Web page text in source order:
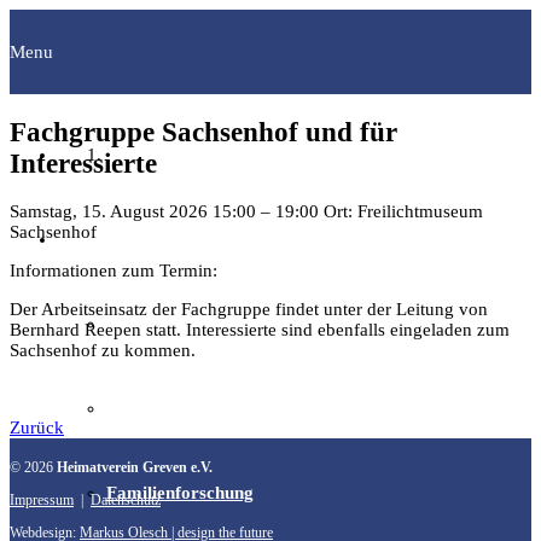
Menu
Startseite
Fachgruppen
Archäologie
Familienforschung
Fachgruppe Sachsenhof und für
Interessierte
Samstag, 15. August 2026 15:00 – 19:00 Ort: Freilichtmuseum
Sachsenhof
Informationen zum Termin:
Der Arbeitseinsatz der Fachgruppe findet unter der Leitung von
Bernhard Reepen statt. Interessierte sind ebenfalls eingeladen zum
Sachsenhof zu kommen.
Zurück
© 2026 Heimatverein Greven e.V.
Impressum |Datenschutz
Webdesign: Markus Olesch | design the future